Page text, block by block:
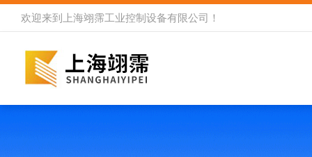
欢迎来到 上海翊霈工业控制设备有限公司 ！